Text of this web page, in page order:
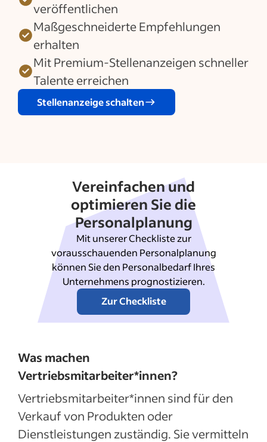
veröffentlichen
Maßgeschneiderte Empfehlungen
erhalten
Mit Premium-Stellenanzeigen schneller
Talente erreichen
Stellenanzeige schalten
Vereinfachen und
optimieren Sie die
Personalplanung
Mit unserer Checkliste zur
vorausschauenden Personalplanung
können Sie den Personalbedarf Ihres
Unternehmens prognostizieren.
Zur Checkliste
Was machen
Vertriebsmitarbeiter*innen?
Vertriebsmitarbeiter*innen sind für den
Verkauf von Produkten oder
Dienstleistungen zuständig. Sie vermitteln